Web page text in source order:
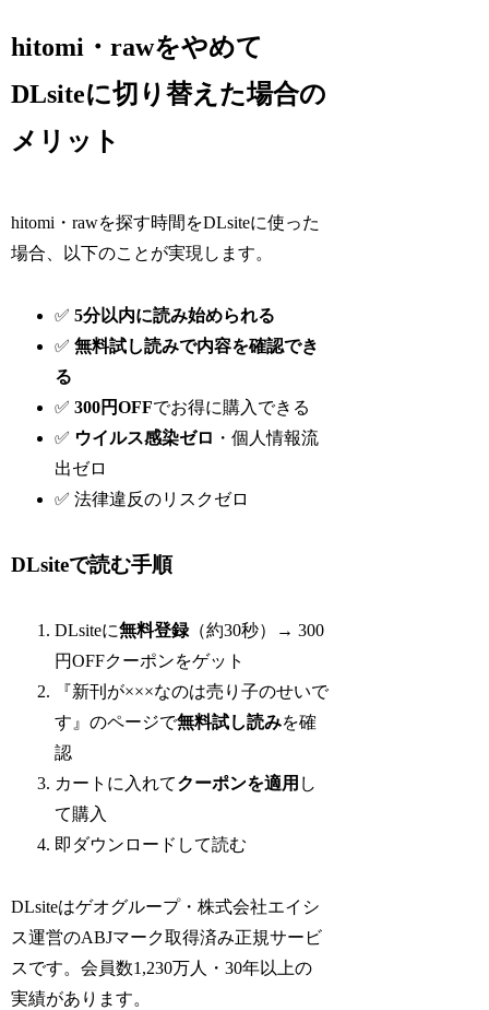
hitomi・rawをやめて
DLsiteに切り替えた場合の
メリット
hitomi・rawを探す時間をDLsiteに使った
場合、以下のことが実現します。
✅5分以内に読み始められる
✅無料試し読みで内容を確認でき
る
✅300円OFFでお得に購入できる
✅ ウイルス感染ゼロ ・個人情報流
出ゼロ
✅ 法律違反のリスクゼロ
DLsiteで読む手順
DLsiteに無料登録（約30秒）→ 300
円OFFクーポンをゲット
『新刊が×××なのは売り子のせいで
す』のページで無料試し読みを確
認
カートに入れてクーポンを適用 し
て購入
即ダウンロードして読む
DLsiteはゲオグループ・株式会社エイシ
ス運営のABJマーク取得済み正規サービ
スです。会員数1,230万人・30年以上の
実績があります。